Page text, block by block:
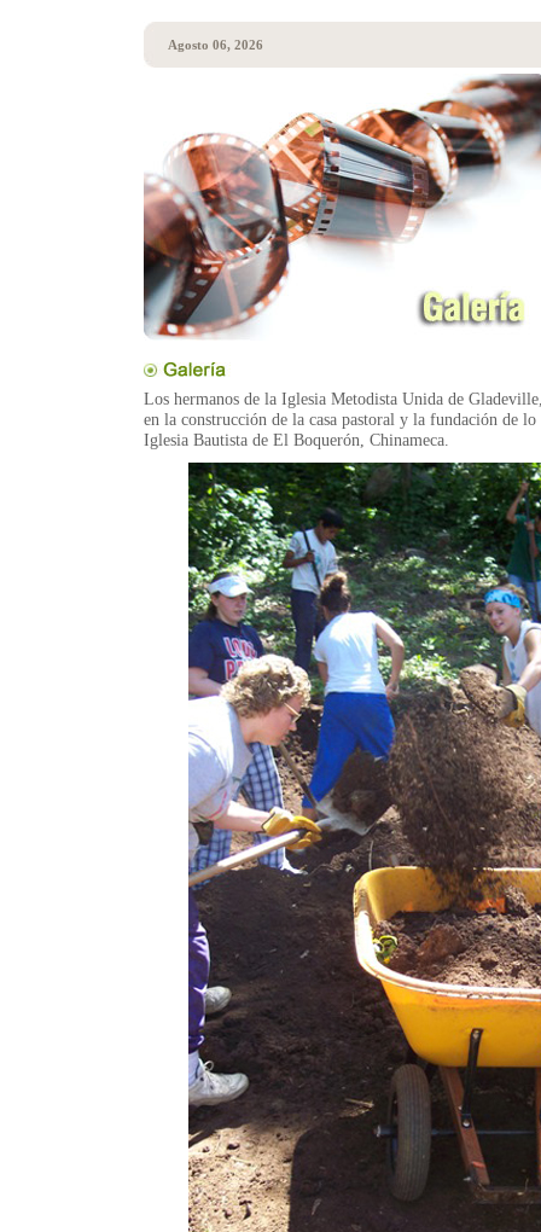
Agosto 06, 2026
Los hermanos de la Iglesia Metodista Unida de
en la construcción de la casa pastoral y la fundación de
Iglesia Bautista de El Boquerón, Chinameca.